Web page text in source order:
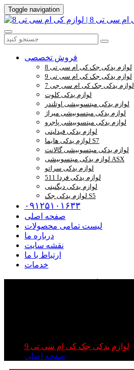
Toggle navigation
فروش تخصصی
لوازم یدکی جک کی ام سی تی 8
لوازم یدکی جک کی ام سی تی 9
لوازم یدکی جک کی ام سی جی 7
لوازم یدکی کلوت
لوازم یدکی میتسوبیشی اوتلندر
لوازم یدکی میتسوبیشی میراژ
لوازم یدکی میتسوبیشی پاجرو
لوازم یدکی فیدلیتی
لوازم یدکی هایما S7
لوازم یدکی میتسوبیشی گالانت
لوازم یدکی میتسوبیشی ASX
لوازم یدکی سراتو
لوازم یدکی فردا 511
لوازم یدکی دیگنیتی
لوازم یدکی جک S5
۰۹۱۲۵۱۰۱۶۳۳
صفحه اصلی
لیست تمامی محصولات
درباره ما
نقشه سایت
ارتباط با ما
خدمات
لوازم یدکی جک کی ام سی تی 9
صفحه اصلی